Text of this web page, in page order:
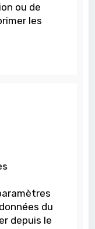
ou de
les
du
depuis le